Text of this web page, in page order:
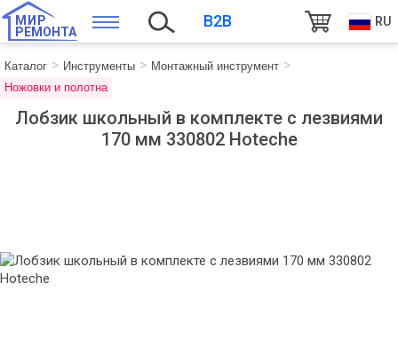
МИР
РЕМОНТА
B2B RU
Каталог Инструменты
Монтажный инструмент
Ножовки и полотна
Лобзик школьный в комплекте с лезвиями
170 мм 330802 Hoteche